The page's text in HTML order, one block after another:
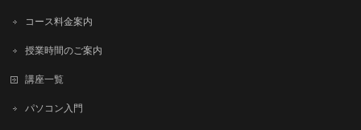
コース料金案内
授業時間のご案内
講座一覧
パソコン入門